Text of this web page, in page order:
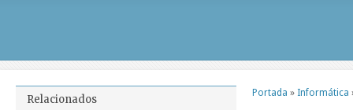
Portada » Informática
Relacionados